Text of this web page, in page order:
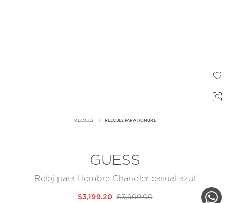
RELOJES RELOJES PARA HOMBRE
GUESS
Reloj para Hombre Chandler casual azul
$3,999.00
$3,199.20